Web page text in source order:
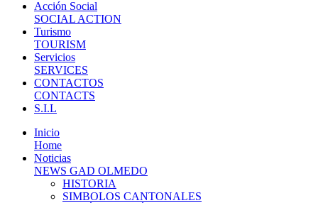
Acción Social
SOCIAL ACTION
Turismo
TOURISM
Servicios
SERVICES
CONTACTOS
CONTACTS
S.I.L
Inicio
Home
Noticias
NEWS GAD OLMEDO
HISTORIA
SIMBOLOS CANTONALES